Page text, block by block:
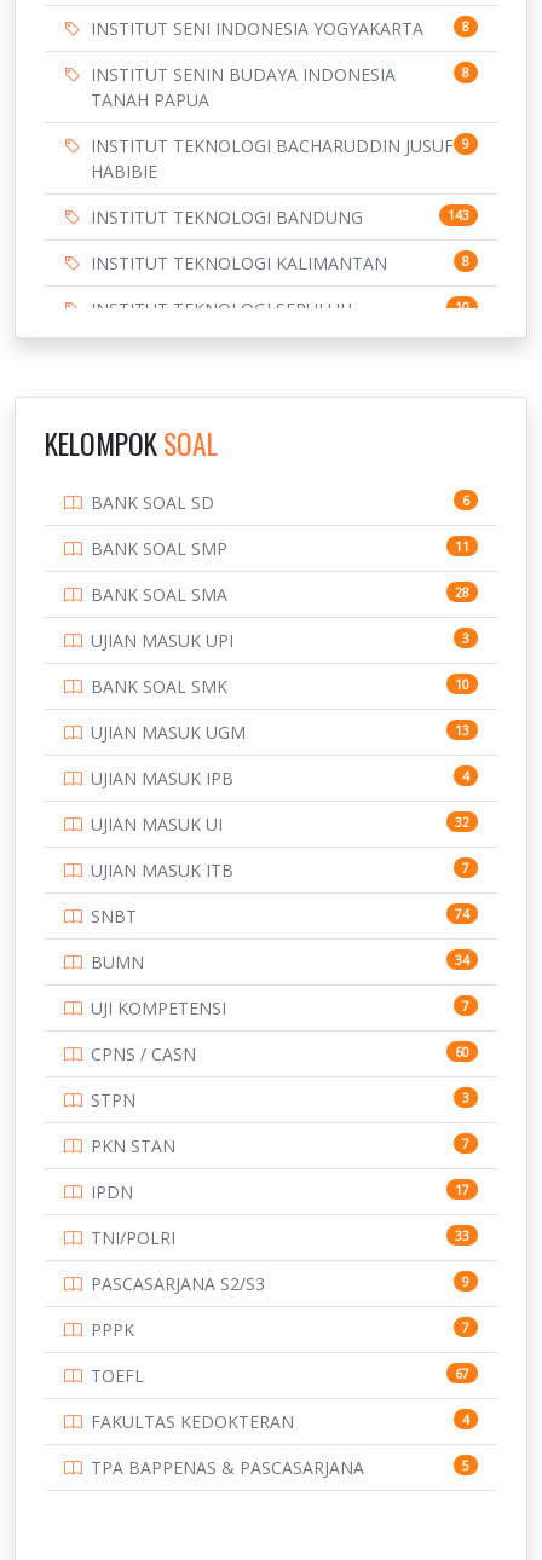
INSTITUT SENI INDONESIA YOGYAKARTA 8
INSTITUT SENIN BUDAYA INDONESIA
TANAH PAPUA
8
INSTITUT TEKNOLOGI BACHARUDDIN JUSUF
HABIBIE
9
INSTITUT TEKNOLOGI BANDUNG 143
INSTITUT TEKNOLOGI KALIMANTAN 8
INSTITUT TEKNOLOGI SEPULUH
NOVEMBER
10
3
169
7
PTDI STTD 4
133
SMA 146
SMK 231
SMP 134
STIP 2
153
345
UNIVERSITAS AIRLANGGA 15
16
15
15
14
14
UNIVERSITAS CENDRAWASIH 14
15
219
11
159
KELOMPOKSOAL
BANK SOAL SD 6
BANK SOAL SMP 11
BANK SOAL SMA 28
UJIAN MASUK UPI 3
BANK SOAL SMK 10
UJIAN MASUK UGM 13
UJIAN MASUK IPB 4
UJIAN MASUK UI 32
UJIAN MASUK ITB 7
SNBT 74
BUMN 34
UJI KOMPETENSI 7
CPNS / CASN 60
STPN 3
PKN STAN 7
IPDN 17
TNI/POLRI 33
PASCASARJANA S2/S3 9
PPPK 7
TOEFL 67
FAKULTAS KEDOKTERAN 4
TPA BAPPENAS & PASCASARJANA 5